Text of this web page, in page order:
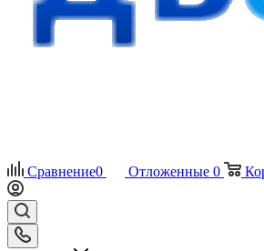
Сравнение0 Отложенные 0